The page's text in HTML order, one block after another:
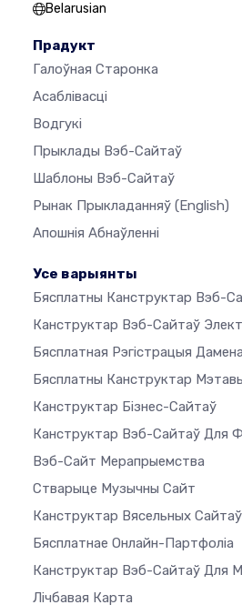
Belarusian
Прадукт
Галоўная Старонка
Асаблівасці
Водгукі
Прыклады Вэб-Сайтаў
Шаблоны Вэб-Сайтаў
Рынак Прыкладанняў (English)
Апошнія Абнаўленні
Усе варыянты
Бясплатны Канструктар Вэб-
Канструктар Вэб-Сайтаў
Бясплатная Рэгістрацыя Дамена
Бясплатны Канструктар
Канструктар Бізнес-Сайтаў
Канструктар Вэб-Сайтаў Для
Вэб-Сайт Мерапрыемства
Стварыце Музычны Сайт
Канструктар Вясельных Сайтаў
Бясплатнае Онлайн-Партфоліа
Канструктар Вэб-Сайтаў Для
Лічбавая Карта